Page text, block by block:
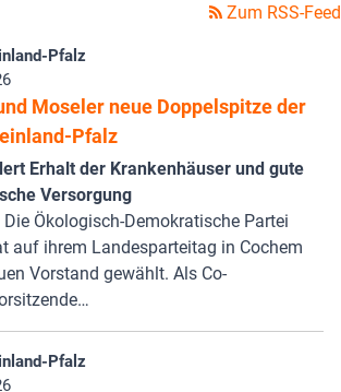
Zum RSS-Feed
Pfalz
Moseler neue Doppelspitze der
Pfalz
Erhalt der Krankenhäuser und gute
Versorgung
Die Ökologisch-Demokratische Partei
auf ihrem Landesparteitag in Cochem
Vorstand gewählt. Als Co-
Pfalz